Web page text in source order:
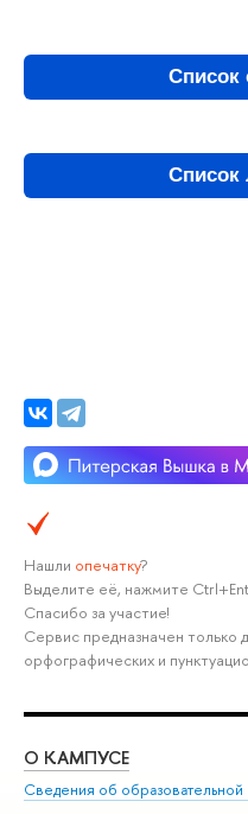
Список
Список
Нашли опечатку?
Выделите её, нажмите
Спасибо за участие!
Сервис предназначен только
орфографических и
О КАМПУСЕ
Сведения об образовательной